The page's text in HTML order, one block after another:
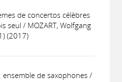
de concertos célèbres
seul / MOZART, Wolfgang
(2017)
ensemble de saxophones /